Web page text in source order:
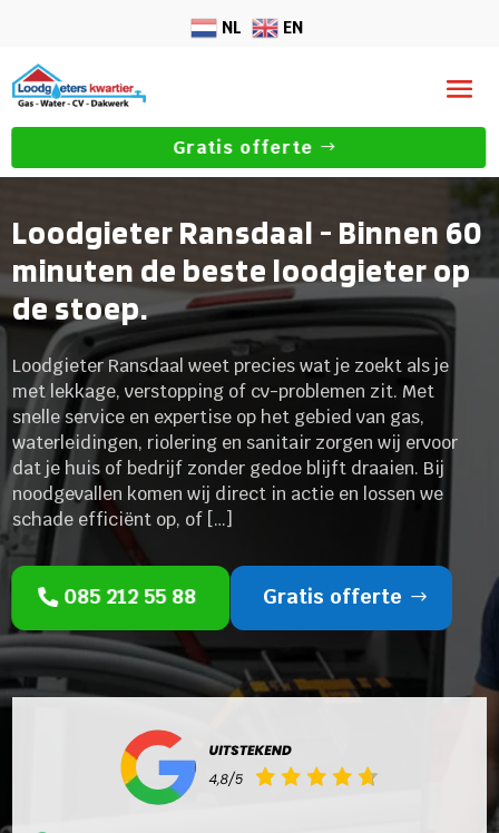
NL EN
Gratis offerte
Loodgieter Ransdaal - Binnen 60
minuten de beste loodgieter op
de stoep.
Loodgieter Ransdaal weet precies wat je zoekt als je
met lekkage, verstopping of cv-problemen zit.​ Met
snelle service en expertise op het gebied van gas,
waterleidingen, riolering en sanitair zorgen wij ervoor
dat je huis of bedrijf zonder gedoe blijft draaien.​ Bij
noodgevallen komen wij direct in actie en lossen we
schade efficiënt op, of […]
085 212 55 88 Gratis offerte